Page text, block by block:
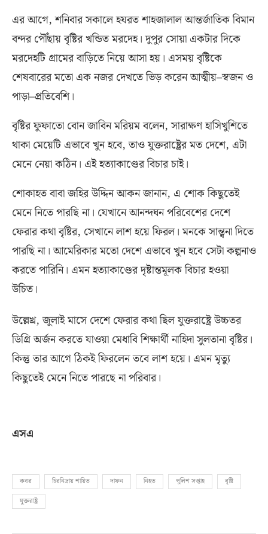
এর আগে,শনিবার সকালে হযরত শাহজালাল আন্তর্জাতিক বিমান
বন্দর পৌঁছায় বৃষ্টির খন্ডিত মরদেহ। দুপুর সোয়া একটার দিকে
মরদেহটি গ্রামের বাড়িতে নিয়ে আসা হয়। এসময় বৃষ্টিকে
শেষবারের মতো এক নজর দেখতে ভিড় করেন আত্মীয়–স্বজন ও
পাড়া–প্রতিবেশি।
বৃষ্টির ফুফাতো বোন জাবিন মরিয়ম বলেন,সারাক্ষণ হাসিখুশিতে
থাকা মেয়েটি এভাবে খুন হবে,তাও যুক্তরাষ্ট্রের মত দেশে, এটা
মেনে নেয়া কঠিন। এই হত্যাকাণ্ডের বিচার চাই।
শোকাহত বাবা জহির উদ্দিন আকন জানান, এ শোক কিছুতেই
মেনে নিতে পারছি না। যেখানে আনন্দঘন পরিবেশের দেশে
ফেরার কথা বৃষ্টির, সেখানে লাশ হয়ে ফিরল। মনকে সান্ত্বনা দিতে
পারছি না। আমেরিকার মতো দেশে এভাবে খুন হবে সেটা কল্পনাও
করতে পারিনি। এমন হত্যাকাণ্ডের দৃষ্টান্তমূলক বিচার হওয়া
উচিত।
উল্লেখ্র,জুলাই মাসে দেশে ফেরার কথা ছিল যুক্তরাষ্ট্রে উচ্চতর
ডিগ্রি অর্জন করতে যাওয়া মেধাবি শিক্ষার্থী নাহিদা সুলতানা বৃষ্টির।
কিন্তু তার আগে ঠিকই ফিরলেন তবে লাশ হয়ে। এমন মৃত্যু
কিছুতেই মেনে নিতে পারছে না পরিবার।
এসএ
কবর চিরনিদ্রায় শায়িত দাফন নিহত পুলিশ সপ্তাহ
বৃষ্টি
যুক্তরাষ্ট্র